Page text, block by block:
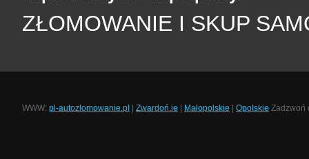
ZŁOMOWANIE I SKUP
WWW: pl-autozlomowanie.pl Zwardoń.ie Małopolskie Opolskie Zadzwoń